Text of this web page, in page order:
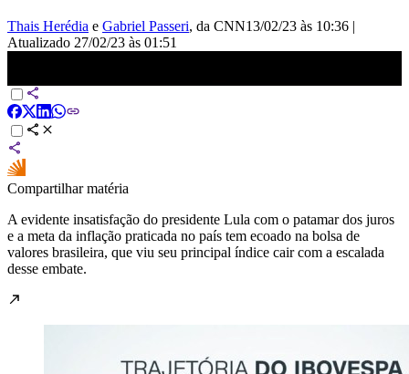
Thais Herédia e Gabriel Passeri, da CNN13/02/23 às 10:36 |
Atualizado 27/02/23 às 01:51
Compartilhar matéria
A evidente insatisfação do presidente Lula com o patamar dos juros
e a meta da inflação praticada no país tem ecoado na bolsa de
valores brasileira, que viu seu principal índice cair com a escalada
desse embate.